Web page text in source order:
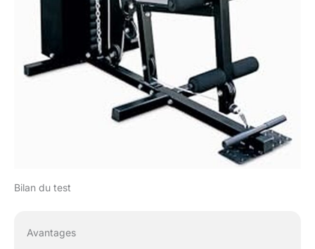
Bilan du test
Avantages